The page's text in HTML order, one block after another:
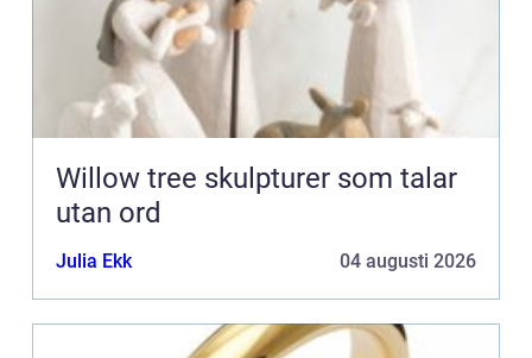
Willow tree skulpturer som talar
utan ord
Julia Ekk 04 augusti 2026